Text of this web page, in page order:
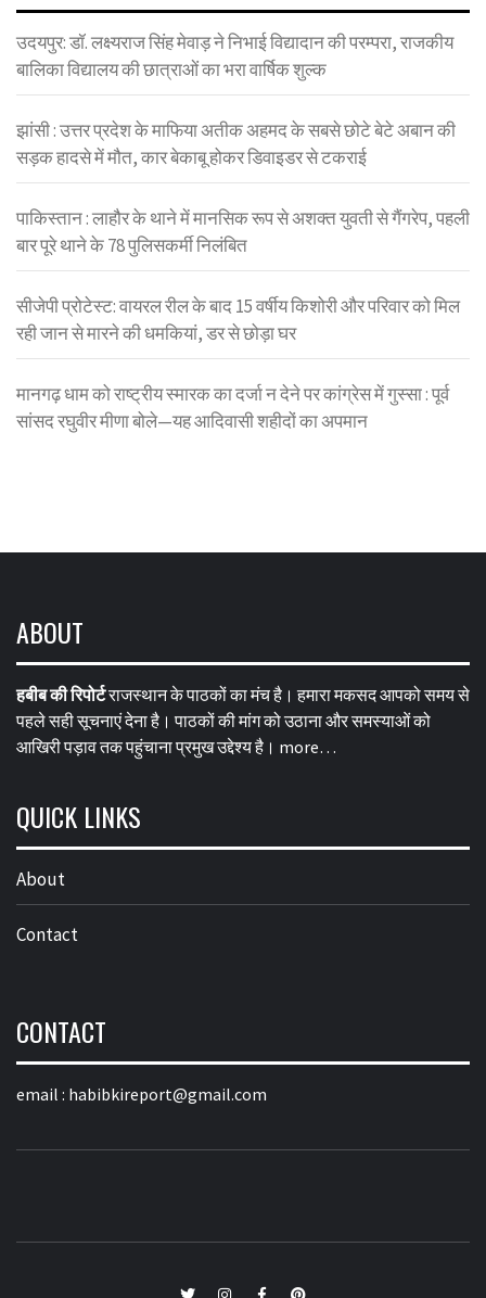
उदयपुर: डॉ. लक्ष्यराज सिंह मेवाड़ ने निभाई विद्यादान की परम्परा, राजकीय
बालिका विद्यालय की छात्राओं का भरा वार्षिक शुल्क
झांसी : उत्तर प्रदेश के माफिया अतीक अहमद के सबसे छोटे बेटे अबान की
सड़क हादसे में मौत, कार बेकाबू होकर डिवाइडर से टकराई
पाकिस्तान : लाहौर के थाने में मानसिक रूप से अशक्त युवती से गैंगरेप, पहली
बार पूरे थाने के 78 पुलिसकर्मी निलंबित
सीजेपी प्रोटेस्ट: वायरल रील के बाद 15 वर्षीय किशोरी और परिवार को मिल
रही जान से मारने की धमकियां, डर से छोड़ा घर
मानगढ़ धाम को राष्ट्रीय स्मारक का दर्जा न देने पर कांग्रेस में गुस्सा : पूर्व
सांसद रघुवीर मीणा बोले—यह आदिवासी शहीदों का अपमान
ABOUT
हबीब की रिपोर्टराजस्थान के पाठकों का मंच है। हमारा मकसद आपको समय से
पहले सही सूचनाएं देना है। पाठकों की मांग को उठाना और समस्याओं को
आखिरी पड़ाव तक पहुंचाना प्रमुख उद्देश्य है। more…
QUICK LINKS
About
Contact
CONTACT
email : habibkireport@gmail.com
twitterInstagramFacebookPinterest